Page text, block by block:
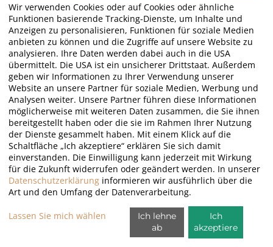
SPANIEN, BALEARISCHE INSELN, MALLORCA
T Golf Calvia
Löcher:
18 Loch
Mittel
Gelände:
Flach
Wir verwenden Cookies oder auf Cookies oder ähnliche
Funktionen basierende Tracking-Dienste, um Inhalte und
Anzeigen zu personalisieren, Funktionen für soziale Medien
anbieten zu können und die Zugriffe auf unsere Website zu
analysieren. Ihre Daten werden dabei auch in die USA
übermittelt. Die USA ist ein unsicherer Drittstaat. Außerdem
geben wir Informationen zu Ihrer Verwendung unserer
Website an unsere Partner für soziale Medien, Werbung und
Analysen weiter. Unsere Partner führen diese Informationen
möglicherweise mit weiteren Daten zusammen, die Sie ihnen
bereitgestellt haben oder die sie im Rahmen Ihrer Nutzung
der Dienste gesammelt haben. Mit einem Klick auf die
Schaltfläche „Ich akzeptiere“ erklären Sie sich damit
einverstanden. Die Einwilligung kann jederzeit mit Wirkung
für die Zukunft widerrufen oder geändert werden. In unserer
Datenschutzerklärung informieren wir ausführlich über die
Art und den Umfang der Datenverarbeitung.
Lassen Sie mich wählen
Ich lehne
ab
Ich
akzeptiere